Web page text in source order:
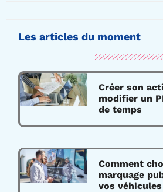
Les articles du moment
Créer son
modifier un
de temps
Comment
marquage
vos